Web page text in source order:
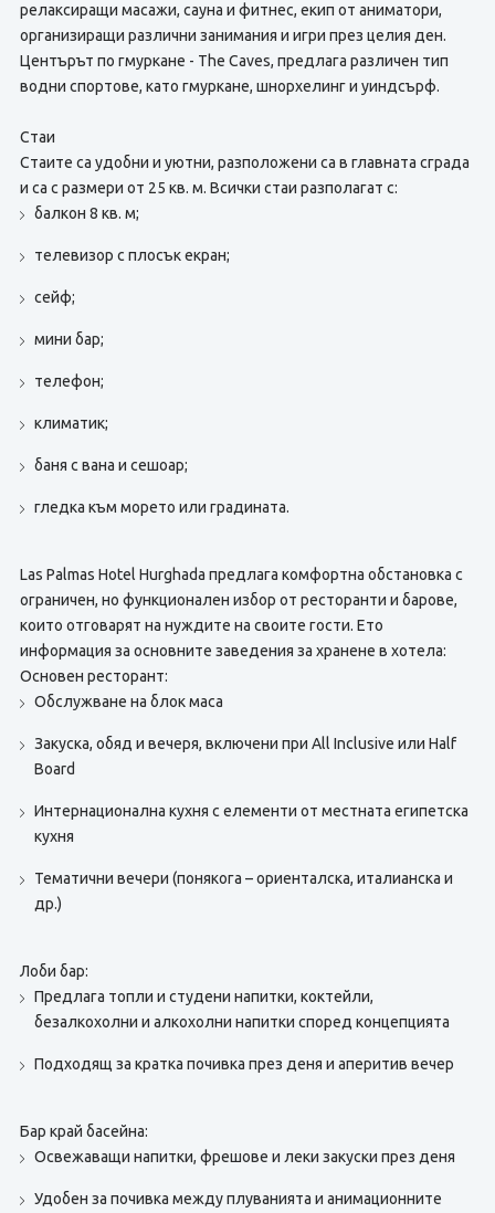
релаксиращи масажи, сауна и фитнес, екип от аниматори,
организиращи различни занимания и игри през целия ден.
Центърът по гмуркане - The Caves, предлага различен тип
водни спортове, като гмуркане, шнорхелинг и уиндсърф.
Стаи
Стаите са удобни и уютни, разположени са в главната сграда
и са с размери от 25 кв. м. Всички стаи разполагат с:
балкон 8 кв. м;
телевизор с плосък екран;
сейф;
мини бар;
телефон;
климатик;
баня с вана и сешоар;
гледка към морето или градината.
Las Palmas Hotel Hurghada предлага комфортна обстановка с
ограничен, но функционален избор от ресторанти и барове,
които отговарят на нуждите на своите гости. Ето
информация за основните заведения за хранене в хотела:
Основен ресторант:
Обслужване на блок маса
Закуска, обяд и вечеря, включени при All Inclusive или Half
Board
Интернационална кухня с елементи от местната египетска
кухня
Тематични вечери (понякога – ориенталска, италианска и
др.)
Лоби бар:
Предлага топли и студени напитки, коктейли,
безалкохолни и алкохолни напитки според концепцията
Подходящ за кратка почивка през деня и аперитив вечер
Бар край басейна:
Освежаващи напитки, фрешове и леки закуски през деня
Удобен за почивка между плуванията и анимационните